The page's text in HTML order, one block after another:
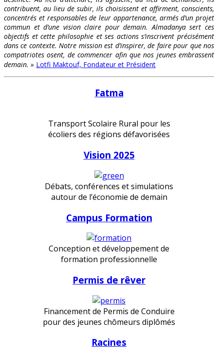
contribuent, au lieu de subir, ils choisissent et affirment, conscients,
concentrés et responsables de leur appartenance, armés d’un projet
commun et d’une vision claire pour demain. Almadanya sert ces
objectifs et cette philosophie et ses actions s’inscrivent précisément
dans ce contexte. Notre mission est d’inspirer, de faire pour que nos
compatriotes osent, de commencer afin que nos jeunes embrassent
demain. » Lotfi Maktouf, Fondateur et Président
Fatma
Transport Scolaire Rural pour les
écoliers des régions défavorisées
Vision 2025
Débats, conférences et simulations
autour de l’économie de demain
Campus Formation
Conception et développement de
formation professionnelle
Permis de rêver
Financement de Permis de Conduire
pour des jeunes chômeurs diplômés
Racines